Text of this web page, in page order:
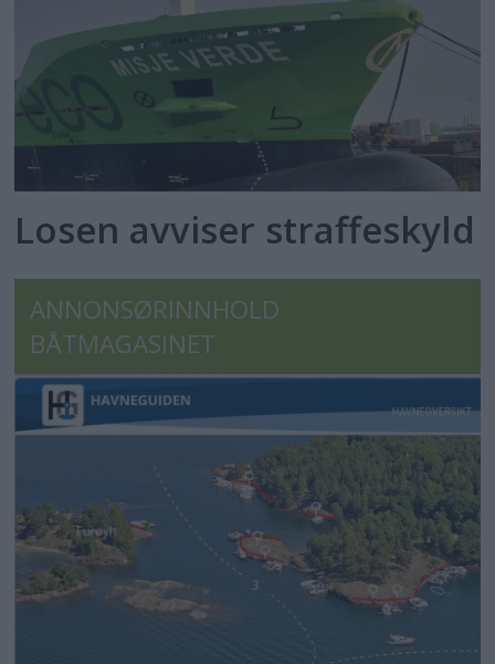
Losen avviser straffeskyld
ANNONSØRINNHOLD
BÅTMAGASINET